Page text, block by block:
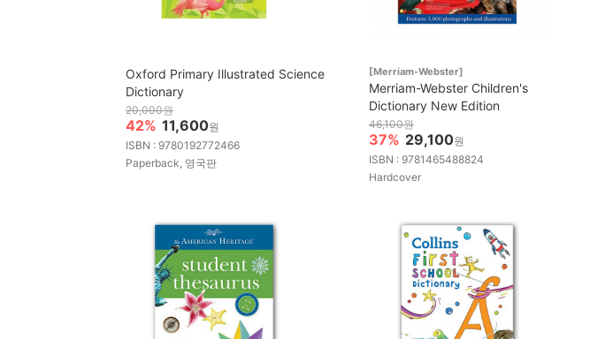
Oxford Primary Illustrated Science
Dictionary
20,000원
42% 11,600원
ISBN : 9780192772466
Paperback, 영국판
[Merriam-Webster]
Merriam-Webster Children's
Dictionary New Edition
46,100원
37% 29,100원
ISBN : 9781465488824
Hardcover